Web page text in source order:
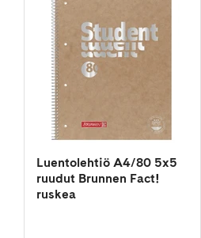
Luentolehtiö A4/80 5x5
ruudut Brunnen Fact!
ruskea